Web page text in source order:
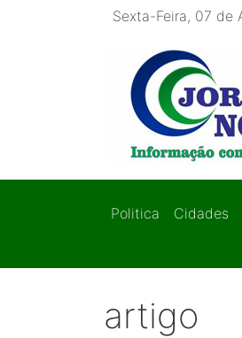
Sexta-Feira, 07 de
Politica Cidades
artigo